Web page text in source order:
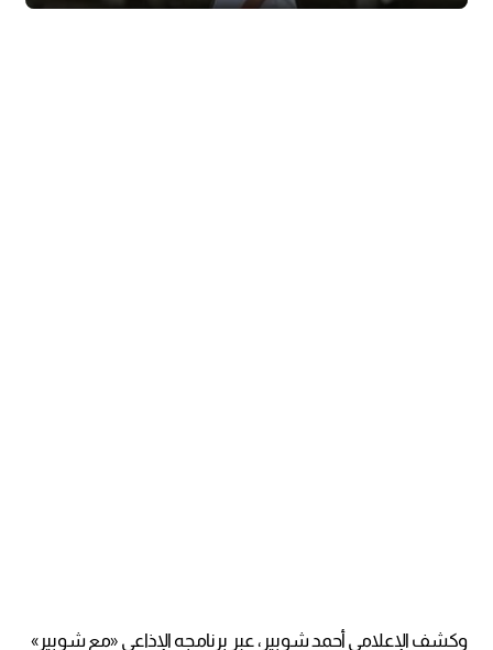
وكشف الإعلامي أحمد شوبير، عبر برنامجه الإذاعي «مع شوبير»